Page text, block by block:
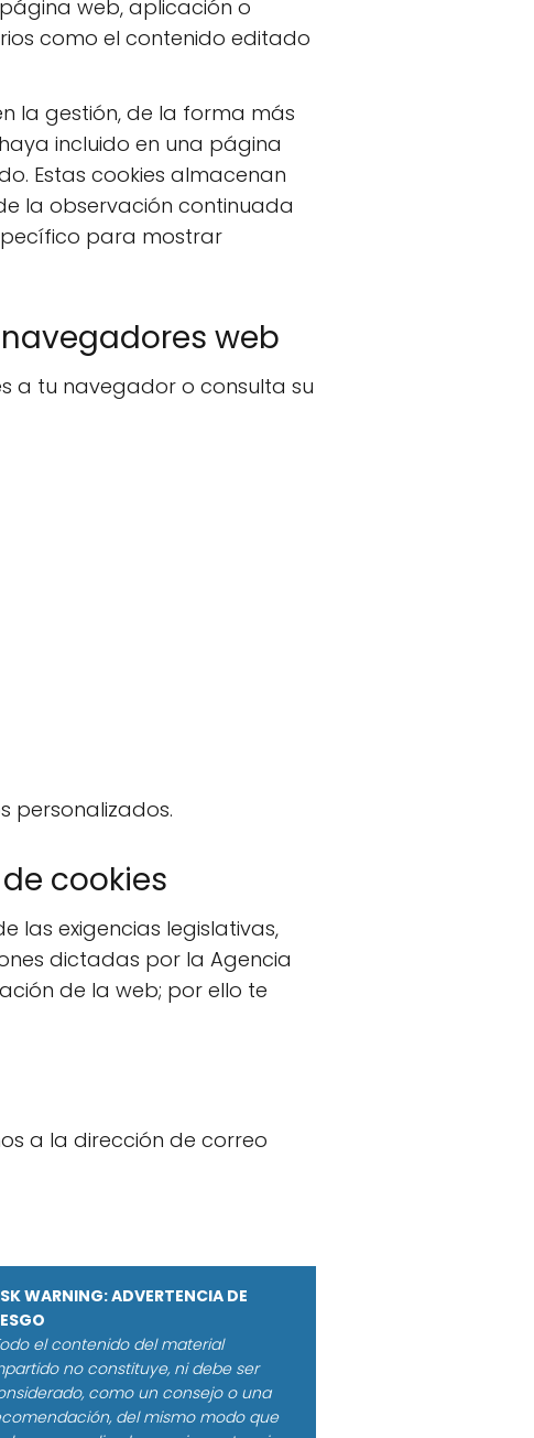
web, aplicación o
como el contenido editado
la gestión, de la forma más
incluido en una página
Estas cookies almacenan
la observación continuada
para mostrar
web
a tu navegador o consulta su
personalizados.
cookies
las exigencias legislativas,
dictadas por la Agencia
de la web; por ello te
a la dirección de correo
WARNING: ADVERTENCIA DE
el contenido del material
no constituye, ni debe ser
como un consejo o una
del mismo modo que